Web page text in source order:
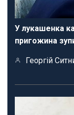
У лукашенка
пригожина
Георгій